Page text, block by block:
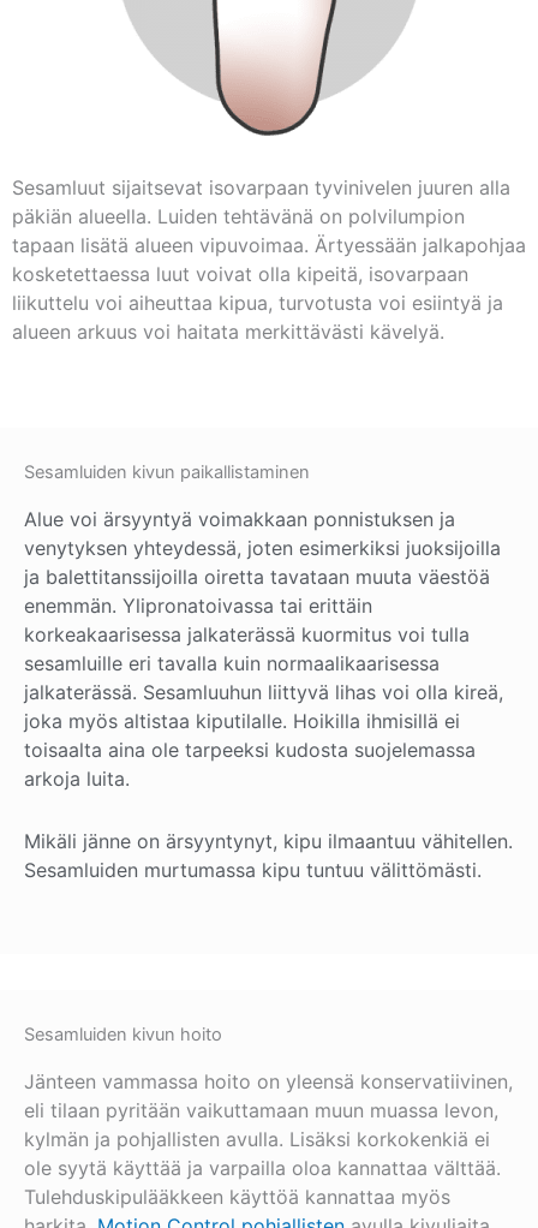
Sesamluut sijaitsevat isovarpaan tyvinivelen juuren alla
päkiän alueella. Luiden tehtävänä on polvilumpion
tapaan lisätä alueen vipuvoimaa. Ärtyessään jalkapohjaa
kosketettaessa luut voivat olla kipeitä, isovarpaan
liikuttelu voi aiheuttaa kipua, turvotusta voi esiintyä ja
alueen arkuus voi haitata merkittävästi kävelyä.
Sesamluiden kivun paikallistaminen
Alue voi ärsyyntyä voimakkaan ponnistuksen ja
venytyksen yhteydessä, joten esimerkiksi juoksijoilla
ja balettitanssijoilla oiretta tavataan muuta väestöä
enemmän. Ylipronatoivassa tai erittäin
korkeakaarisessa jalkaterässä kuormitus voi tulla
sesamluille eri tavalla kuin normaalikaarisessa
jalkaterässä. Sesamluuhun liittyvä lihas voi olla kireä,
joka myös altistaa kiputilalle. Hoikilla ihmisillä ei
toisaalta aina ole tarpeeksi kudosta suojelemassa
arkoja luita.
Mikäli jänne on ärsyyntynyt, kipu ilmaantuu vähitellen.
Sesamluiden murtumassa kipu tuntuu välittömästi.
Sesamluiden kivun hoito
Jänteen vammassa hoito on yleensä konservatiivinen,
eli tilaan pyritään vaikuttamaan muun muassa levon,
kylmän ja pohjallisten avulla. Lisäksi korkokenkiä ei
ole syytä käyttää ja varpailla oloa kannattaa välttää.
Tulehduskipulääkkeen käyttöä kannattaa myös